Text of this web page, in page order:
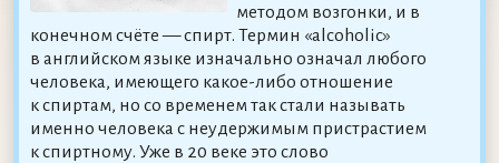
методом возгонки, и в
конечном счёте — спирт. Термин «alcoholic»
в английском языке изначально означал любого
человека, имеющего какое-либо отношение
к спиртам, но со временем так стали называть
именно человека с неудержимым пристрастием
к спиртному. Уже в 20 веке это слово